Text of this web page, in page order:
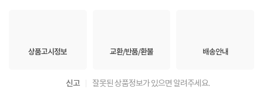
상품고시정보 교환/반품/환불 배송안내
신고 잘못된 상품정보가 있으면 알려주세요.